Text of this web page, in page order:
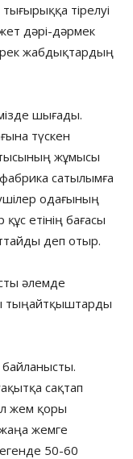
тірелуі
дәрі-дәрмек
жабдықтардың
шығады.
түскен
жұмысы
сатылымға
одағының
етінің бағасы
деп отыр.
әлемде
тыңайтқыштарды
байланысты.
сақтап
жем қоры
жемге
50-60